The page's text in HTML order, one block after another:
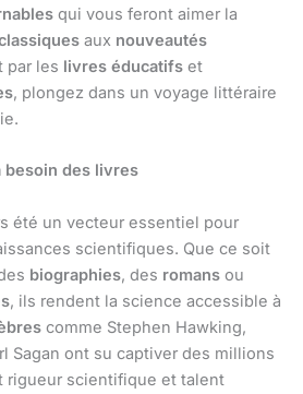
qui vous feront aimer la
aux nouveautés
par les livres éducatifs et
, plongez dans un voyage littéraire
besoin des livres
été un vecteur essentiel pour
scientifiques. Que ce soit
biographies, des romans ou
, ils rendent la science accessible à
comme Stephen Hawking,
Sagan ont su captiver des millions
rigueur scientifique et talent